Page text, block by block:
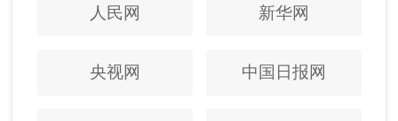
人民网 新华网
央视网 中国日报网